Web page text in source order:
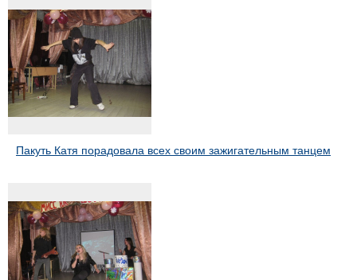
Пакуть Катя порадовала всех своим зажигательным танцем